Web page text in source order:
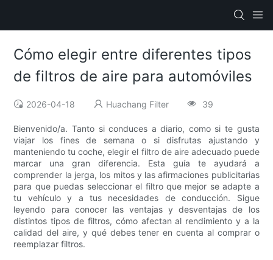
Cómo elegir entre diferentes tipos
de filtros de aire para automóviles
2026-04-18 Huachang Filter 39
Bienvenido/a. Tanto si conduces a diario, como si te gusta
viajar los fines de semana o si disfrutas ajustando y
manteniendo tu coche, elegir el filtro de aire adecuado puede
marcar una gran diferencia. Esta guía te ayudará a
comprender la jerga, los mitos y las afirmaciones publicitarias
para que puedas seleccionar el filtro que mejor se adapte a
tu vehículo y a tus necesidades de conducción. Sigue
leyendo para conocer las ventajas y desventajas de los
distintos tipos de filtros, cómo afectan al rendimiento y a la
calidad del aire, y qué debes tener en cuenta al comprar o
reemplazar filtros.